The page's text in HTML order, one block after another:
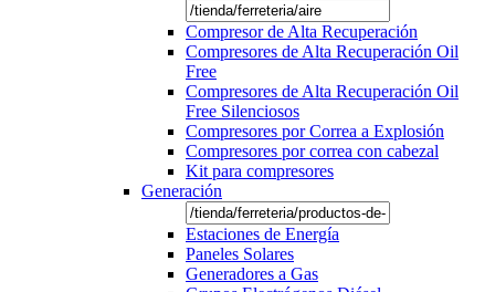
Compresor de Alta Recuperación
Compresores de Alta Recuperación Oil
Free
Compresores de Alta Recuperación Oil
Free Silenciosos
Compresores por Correa a Explosión
Compresores por correa con cabezal
Kit para compresores
Generación
Estaciones de Energía
Paneles Solares
Generadores a Gas